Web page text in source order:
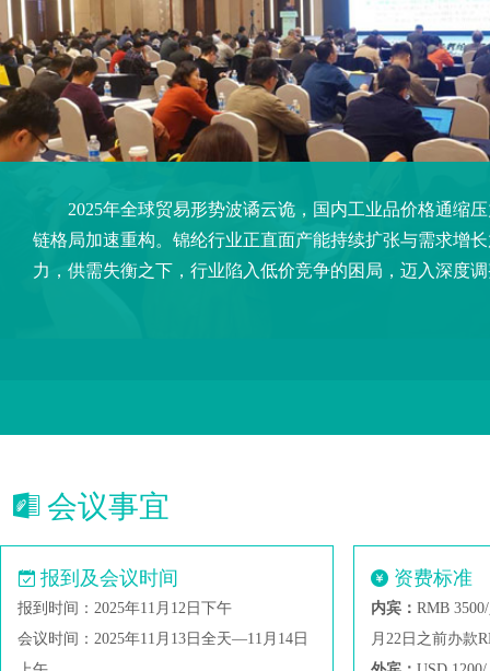
2025年全球贸易形势波谲云诡，国内工业品价格通缩
链格局加速重构。锦纶行业正直面产能持续扩张与需求增
力，供需失衡之下，行业陷入低价竞争的困局，迈入深度
会议事宜
报到及会议时间
报到时间：2025年11月12日下午
会议时间：2025年11月13日全天—11月14日
资费标准
内宾： RMB
月22日之前办款